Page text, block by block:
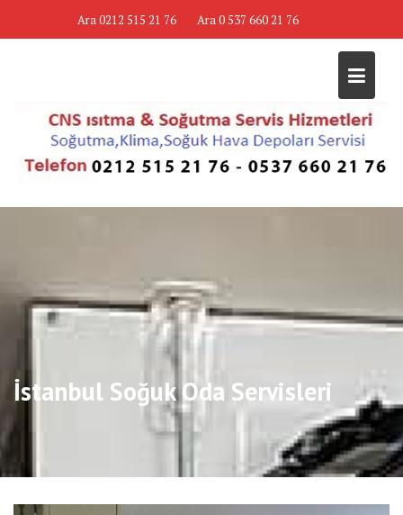
Ara 0212 515 21 76 Ara 0 537 660 21 76
İstanbul Soğuk Oda Servisleri